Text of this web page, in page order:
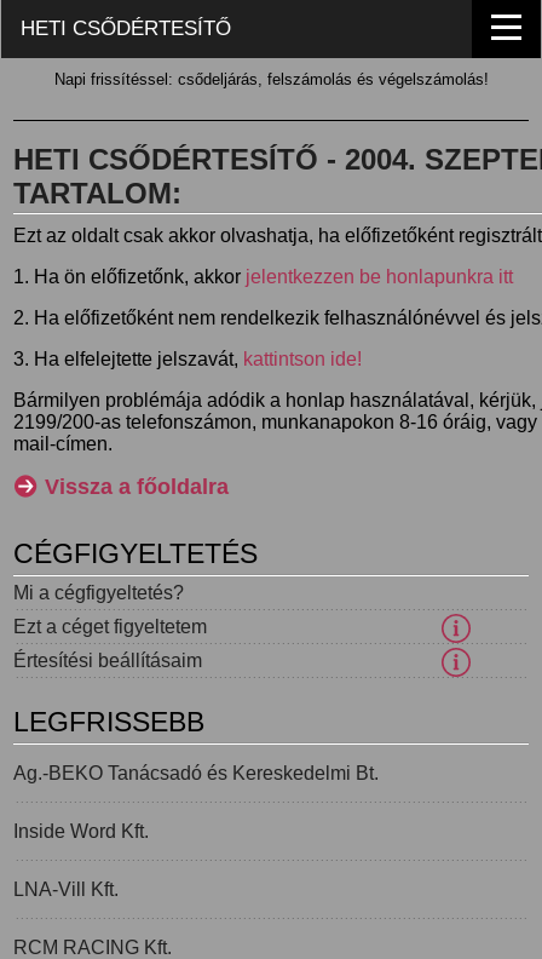
HETI CSŐDÉRTESÍTŐ
Napi frissítéssel: csődeljárás, felszámolás és végelszámolás!
HETI CSŐDÉRTESÍTŐ - 2004.
TARTALOM:
Ezt az oldalt csak akkor olvashatja, ha előfizetőként
1. Ha ön előfizetőnk, akkor jelentkezzen be honlapunkra itt
2. Ha előfizetőként nem rendelkezik felhasználónévvel és
3. Ha elfelejtette jelszavát, kattintson ide!
Bármilyen problémája adódik a honlap használatával,
2199/200-as telefonszámon, munkanapokon 8-16 óráig,
mail-címen.
Vissza a főoldalra
CÉGFIGYELTETÉS
Mi a cégfigyeltetés?
Ezt a céget figyeltetem
Értesítési beállításaim
LEGFRISSEBB
Ag.-BEKO Tanácsadó és Kereskedelmi Bt.
Inside Word Kft.
LNA-Vill Kft.
RCM RACING Kft.